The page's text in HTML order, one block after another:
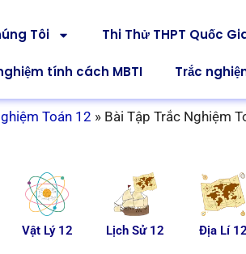
Tôi Thi Thử THPT Quốc
tính cách MBTI Trắc
Toán 12 » Bài Tập Trắc Nghiệm
Vật Lý 12 Lịch Sử 12 Địa Lí 12